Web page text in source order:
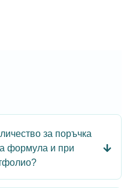
за поръчка
формула и при